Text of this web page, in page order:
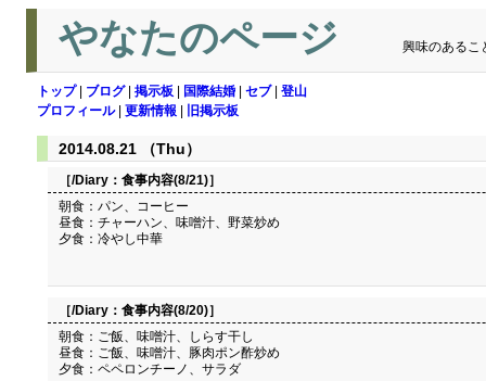
やなたのページ 興味のあるこ
トップ| ブログ| 掲示板 国際結婚 セブ| 登山
プロフィール| 更新情報 旧掲示板
2014.08.21 （Thu）
［/Diary： 食事内容(8/21)］
朝食：パン、コーヒー
昼食：チャーハン、味噌汁、野菜炒め
夕食：冷やし中華
［/Diary： 食事内容(8/20)］
朝食：ご飯、味噌汁、しらす干し
昼食：ご飯、味噌汁、豚肉ポン酢炒め
夕食：ペペロンチーノ、サラダ